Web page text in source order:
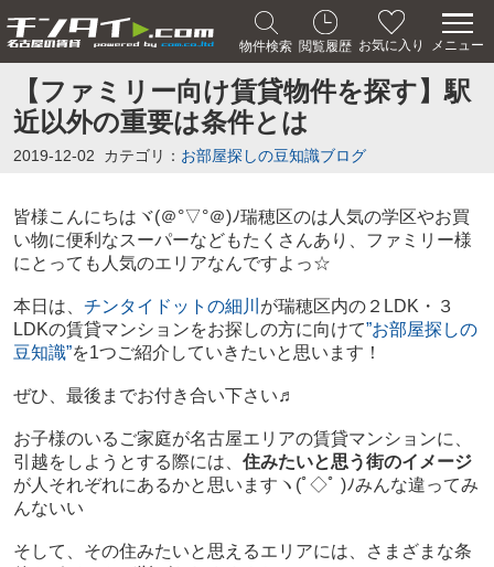
物件検索 閲覧履歴 お気に入り メニュー
【ファミリー向け賃貸物件を探す】駅
近以外の重要は条件とは
2019-12-02 カテゴリ： お部屋探しの豆知識ブログ
皆様こんにちは ヾ(＠°▽°＠)ﾉ瑞穂区のは人気の学区やお買
い物に便利なスーパーなどもたくさんあり、ファミリー様
にとっても人気のエリアなんですよっ☆
本日は、 チンタイドットの細川 が瑞穂区内の２LDK・３
LDKの賃貸マンションをお探しの方に向けて”お部屋探しの
豆知識”を1つご紹介していきたいと思います！
ぜひ、最後までお付き合い下さい♬
お子様のいるご家庭が名古屋エリアの賃貸マンションに、
引越をしようとする際には、 住みたいと思う街のイメージ
が人それぞれにあるかと思います ヽ(ﾟ◇ﾟ )ﾉみんな違ってみ
んないい
そして、その住みたいと思えるエリアには、さまざまな条